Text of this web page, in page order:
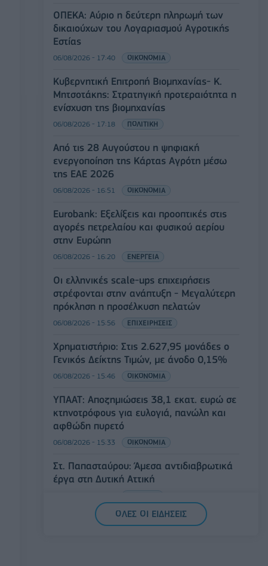
ΟΠΕΚΑ: Αύριο η δεύτερη πληρωμή των
δικαιούχων του Λογαριασμού Αγροτικής
Εστίας
06/08/2026 - 17:40 ΟΙΚΟΝΟΜΙΑ
Κυβερνητική Επιτροπή Βιομηχανίας- Κ.
Μητσοτάκης: Στρατηγική προτεραιότητα η
ενίσχυση της βιομηχανίας
06/08/2026 - 17:18 ΠΟΛΙΤΙΚΗ
Από τις 28 Αυγούστου η ψηφιακή
ενεργοποίηση της Κάρτας Αγρότη μέσω
της ΕΑΕ 2026
06/08/2026 - 16:51 ΟΙΚΟΝΟΜΙΑ
Eurobank: Εξελίξεις και προοπτικές στις
αγορές πετρελαίου και φυσικού αερίου
στην Ευρώπη
06/08/2026 - 16:20 ΕΝΕΡΓΕΙΑ
Οι ελληνικές scale-ups επιχειρήσεις
στρέφονται στην ανάπτυξη - Μεγαλύτερη
πρόκληση η προσέλκυση πελατών
06/08/2026 - 15:56 ΕΠΙΧΕΙΡΗΣΕΙΣ
Χρηματιστήριο: Στις 2.627,95 μονάδες ο
Γενικός Δείκτης Τιμών, με άνοδο 0,15%
06/08/2026 - 15:46 ΟΙΚΟΝΟΜΙΑ
ΥΠΑΑΤ: Αποζημιώσεις 38,1 εκατ. ευρώ σε
κτηνοτρόφους για ευλογιά, πανώλη και
αφθώδη πυρετό
06/08/2026 - 15:33 ΟΙΚΟΝΟΜΙΑ
Στ. Παπασταύρου: Άμεσα αντιδιαβρωτικά
έργα στη Δυτική Αττική
Συνάλλαγμα: Το ευρώ υποχωρεί κατά
ΟΛΕΣ ΟΙ ΕΙΔΗΣΕΙΣ